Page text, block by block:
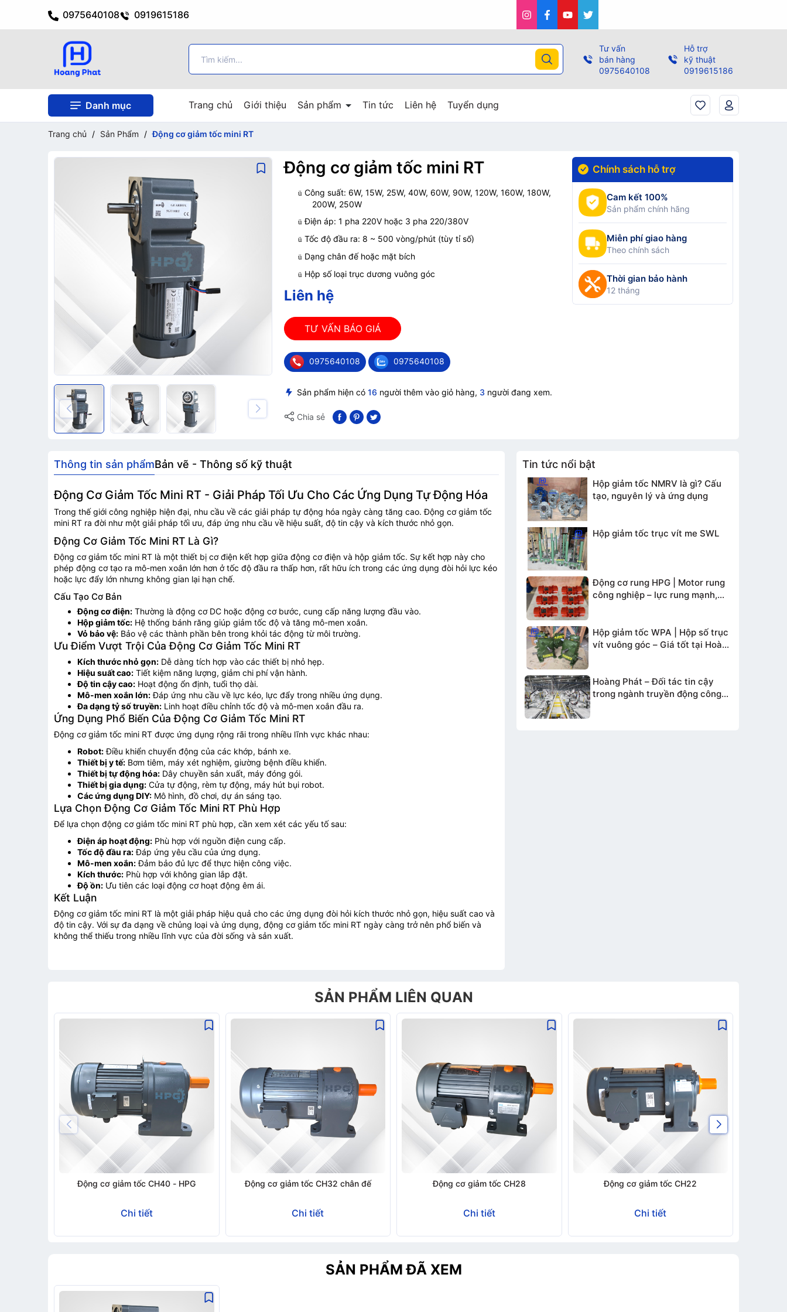
0975640108 0919615186
Tư vấn
bán hàng
0975640108
Hỗ trợ
kỹ thuật
0919615186
Danh mục Trang chủ Giới thiệu Sản phẩm Tin tức Liên hệ Tuyển dụng
Trang chủ / Sản Phẩm / Động cơ giảm tốc mini RT
Động cơ giảm tốc mini RT
ü Công suất: 6W, 15W, 25W, 40W, 60W, 90W, 120W, 160W, 180W,
200W, 250W
ü Điện áp: 1 pha 220V hoặc 3 pha 220/380V
ü Tốc độ đầu ra: 8 ~ 500 vòng/phút (tùy tỉ số)
ü Dạng chân đế hoặc mặt bích
ü Hộp số loại trục dương vuông góc
Liên hệ
TƯ VẤN BÁO GIÁ
0975640108 0975640108
Sản phẩm hiện có16 người thêm vào giỏ hàng, 3 người đang xem.
Chia sẻ
Chính sách hỗ trợ
Cam kết 100%
Sản phẩm chính hãng
Miễn phí giao hàng
Theo chính sách
Thời gian bảo hành
12 tháng
Thông tin sản phẩmBản vẽ - Thông số kỹ thuật
Động Cơ Giảm Tốc Mini RT - Giải Pháp Tối Ưu Cho Các Ứng Dụng Tự Động Hóa
Trong thế giới công nghiệp hiện đại, nhu cầu về các giải pháp tự động hóa ngày càng tăng cao. Động cơ giảm tốc
mini RT ra đời như một giải pháp tối ưu, đáp ứng nhu cầu về hiệu suất, độ tin cậy và kích thước nhỏ gọn.
Động Cơ Giảm Tốc Mini RT Là Gì?
Động cơ giảm tốc mini RT là một thiết bị cơ điện kết hợp giữa động cơ điện và hộp giảm tốc. Sự kết hợp này cho
phép động cơ tạo ra mô-men xoắn lớn hơn ở tốc độ đầu ra thấp hơn, rất hữu ích trong các ứng dụng đòi hỏi lực kéo
hoặc lực đẩy lớn nhưng không gian lại hạn chế.
Cấu Tạo Cơ Bản
Động cơ điện: Thường là động cơ DC hoặc động cơ bước, cung cấp năng lượng đầu vào.
Hộp giảm tốc: Hệ thống bánh răng giúp giảm tốc độ và tăng mô-men xoắn.
Vỏ bảo vệ: Bảo vệ các thành phần bên trong khỏi tác động từ môi trường.
Ưu Điểm Vượt Trội Của Động Cơ Giảm Tốc Mini RT
Kích thước nhỏ gọn: Dễ dàng tích hợp vào các thiết bị nhỏ hẹp.
Hiệu suất cao: Tiết kiệm năng lượng, giảm chi phí vận hành.
Độ tin cậy cao: Hoạt động ổn định, tuổi thọ dài.
Mô-men xoắn lớn:Đáp ứng nhu cầu về lực kéo, lực đẩy trong nhiều ứng dụng.
Đa dạng tỷ số truyền: Linh hoạt điều chỉnh tốc độ và mô-men xoắn đầu ra.
Ứng Dụng Phổ Biến Của Động Cơ Giảm Tốc Mini RT
Động cơ giảm tốc mini RT được ứng dụng rộng rãi trong nhiều lĩnh vực khác nhau:
Robot:Điều khiển chuyển động của các khớp, bánh xe.
Thiết bị y tế: Bơm tiêm, máy xét nghiệm, giường bệnh điều khiển.
Thiết bị tự động hóa: Dây chuyền sản xuất, máy đóng gói.
Thiết bị gia dụng: Cửa tự động, rèm tự động, máy hút bụi robot.
Các ứng dụng DIY: Mô hình, đồ chơi, dự án sáng tạo.
Lựa Chọn Động Cơ Giảm Tốc Mini RT Phù Hợp
Để lựa chọn động cơ giảm tốc mini RT phù hợp, cần xem xét các yếu tố sau:
Điện áp hoạt động: Phù hợp với nguồn điện cung cấp.
Tốc độ đầu ra:Đáp ứng yêu cầu của ứng dụng.
Mô-men xoắn:Đảm bảo đủ lực để thực hiện công việc.
Kích thước: Phù hợp với không gian lắp đặt.
Độ ồn: Ưu tiên các loại động cơ hoạt động êm ái.
Kết Luận
Động cơ giảm tốc mini RT là một giải pháp hiệu quả cho các ứng dụng đòi hỏi kích thước nhỏ gọn, hiệu suất cao và
độ tin cậy. Với sự đa dạng về chủng loại và ứng dụng, động cơ giảm tốc mini RT ngày càng trở nên phổ biến và
không thể thiếu trong nhiều lĩnh vực của đời sống và sản xuất.
Tin tức nổi bật
Hộp giảm tốc NMRV là gì? Cấu
tạo, nguyên lý và ứng dụng
Hộp giảm tốc trục vít me SWL
Động cơ rung HPG | Motor rung
công nghiệp – lực rung mạnh,
Hộp giảm tốc WPA | Hộp số trục
vít vuông góc – Giá tốt tại Hoàng
Hoàng Phát – Đối tác tin cậy
trong ngành truyền động công
SẢN PHẨM LIÊN QUAN
Động cơ giảm tốc CH40 - HPG
Chi tiết
Động cơ giảm tốc CH32 chân đế
Chi tiết
Động cơ giảm tốc CH28
Chi tiết
Động cơ giảm tốc CH22
Chi tiết
SẢN PHẨM ĐÃ XEM